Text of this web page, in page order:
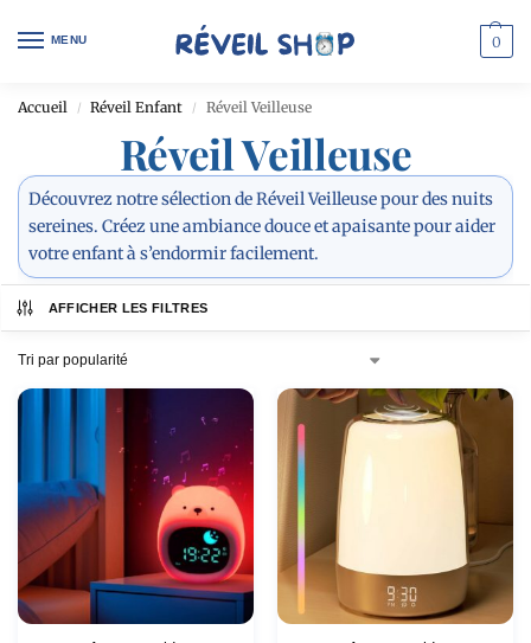
MENU 0
Accueil / Réveil Enfant / Réveil Veilleuse
Réveil Veilleuse
Découvrez notre sélection de Réveil Veilleuse pour des nuits
sereines. Créez une ambiance douce et apaisante pour aider
votre enfant à s’endormir facilement.
AFFICHER LES FILTRES